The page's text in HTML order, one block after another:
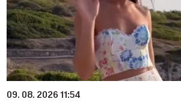
09. 08. 2026 11:54